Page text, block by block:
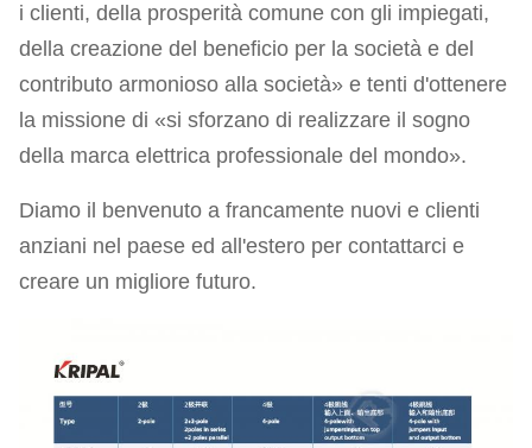
i clienti, della prosperità comune con gli impiegati,
della creazione del beneficio per la società e del
contributo armonioso alla società» e tenti d'ottenere
la missione di «si sforzano di realizzare il sogno
della marca elettrica professionale del mondo».
Diamo il benvenuto a francamente nuovi e clienti
anziani nel paese ed all'estero per contattarci e
creare un migliore futuro.